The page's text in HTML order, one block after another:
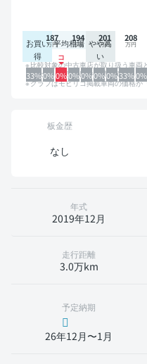
お買い
得
平均相場 やや高
い
33%0%0%0%0%0%0%33%0%
187 194 201 208
比較対象の中古車店が取り扱う車両
るため、グラフは参考情報です。
グラフはモビリコ掲載車両の価格が
板金歴
なし
年式
2019年12月
走行距離
3.0万km
予定納期
26年12月〜1月